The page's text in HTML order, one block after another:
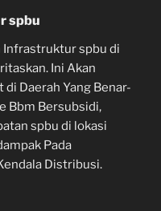
spbu
Infrastruktur spbu di
Ini Akan
Daerah Yang Benar-
Bbm Bersubsidi,
spbu di lokasi
Pada
Distribusi.